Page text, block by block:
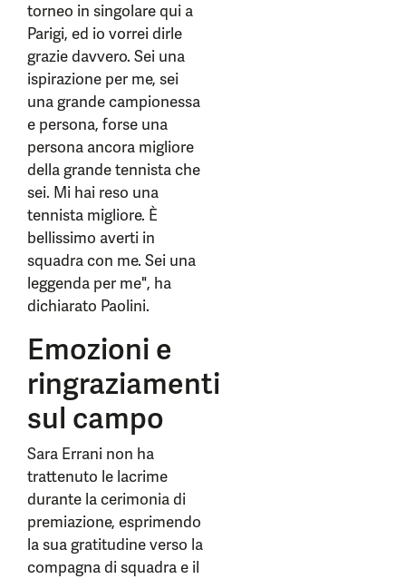
torneo in singolare qui a
Parigi, ed io vorrei dirle
grazie davvero. Sei una
ispirazione per me, sei
una grande campionessa
e persona, forse una
persona ancora migliore
della grande tennista che
sei. Mi hai reso una
tennista migliore. È
bellissimo averti in
squadra con me. Sei una
leggenda per me", ha
dichiarato Paolini.
Emozioni e
ringraziamenti
sul campo
Sara Errani non ha
trattenuto le lacrime
durante la cerimonia di
premiazione, esprimendo
la sua gratitudine verso la
compagna di squadra e il